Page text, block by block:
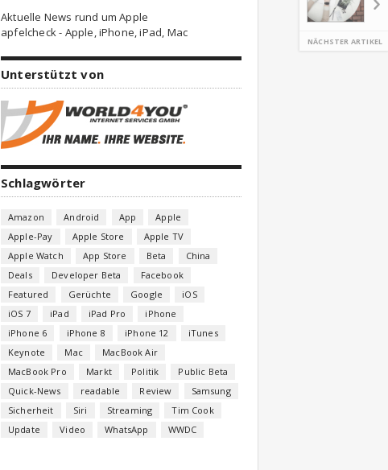
NÄCHSTER ARTIKEL
Aktuelle News rund um Apple
apfelcheck - Apple, iPhone, iPad, Mac
Unterstützt von
Schlagwörter
Amazon Android App
Apple
Apple-Pay
Apple Store
Apple TV
Apple Watch
App Store Beta
China
Deals
Developer Beta
Facebook
Featured
Gerüchte Google
iOS
iOS 7
iPad iPad Pro
iPhone
iPhone 6
iPhone 8 iPhone 12
iTunes
Keynote
Mac
MacBook Air
MacBook Pro
Markt Politik
Public Beta
Quick-News
readable Review
Samsung
Sicherheit
Siri Streaming
Tim Cook
Update
Video WhatsApp WWDC